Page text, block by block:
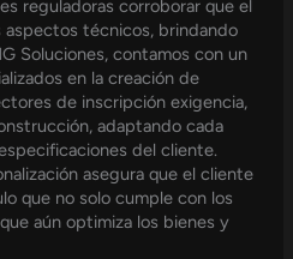
reguladoras corroborar que el
técnicos, brindando
Soluciones, contamos con un
en la creación de
de inscripción exigencia,
adaptando cada
del cliente.
asegura que el cliente
que no solo cumple con los
aún optimiza los bienes y